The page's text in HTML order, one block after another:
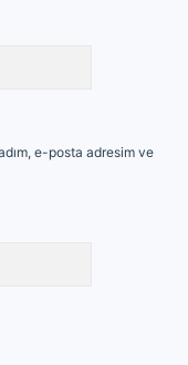
e-posta adresim ve